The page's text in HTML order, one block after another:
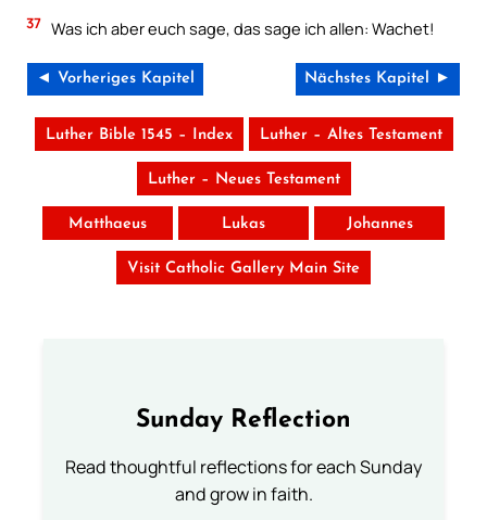
37 Was ich aber euch sage, das sage ich allen: Wachet!
◄ Vorheriges Kapitel Nächstes Kapitel ►
Luther Bible 1545 – Index Luther – Altes Testament
Luther – Neues Testament
Matthaeus Lukas Johannes
Visit Catholic Gallery Main Site
Sunday Reflection
Read thoughtful reflections for each Sunday
and grow in faith.